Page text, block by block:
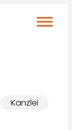
Kanzlei